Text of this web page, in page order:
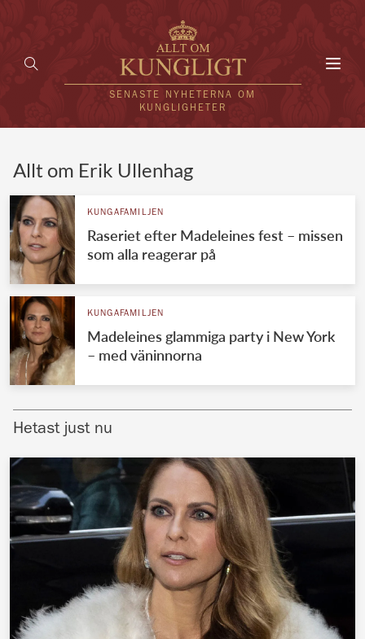
SENASTE NYHETERNA OM
KUNGLIGHETER
UTLÄNDSKT
VÄRLDENS KUNGAHUS
Svenska kungahuset
Brittiska kungahuset
Nederländska kungahuset
Belgiska kungahuset
Jordanska kungahuset
Luxemburgska storhertighuset
Japanska kejsarhuset
Thailändska kungahuset
REDAKTION
Allt om Erik Ullenhag
KUNGAFAMILJEN
Raseriet efter Madeleines fest – missen
som alla reagerar på
KUNGAFAMILJEN
Madeleines glammiga party i New York
– med väninnorna
Hetast just nu